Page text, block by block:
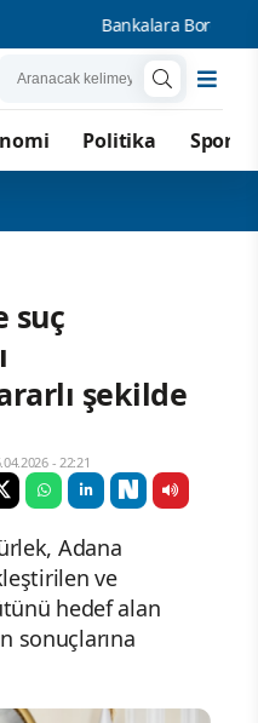
Bankalara Borçlu Kişi
Politika Spor
suç
şekilde
- 22:21
Adana
ve
hedef alan
sonuçlarına